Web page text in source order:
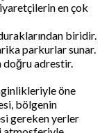
en çok
biridir.
parkurlar sunar.
doğru adrestir.
öne
bölgenin
gereken yerler